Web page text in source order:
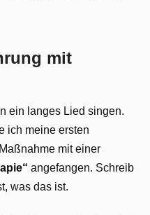
mit
ein langes Lied singen.
ich meine ersten
mit einer
angefangen. Schreib
was das ist.